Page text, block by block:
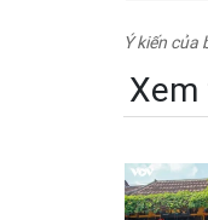
Ý kiến của
Xem